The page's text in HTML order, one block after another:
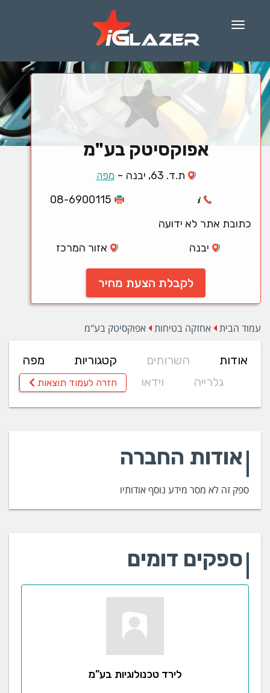
Menu
אפוקסיטק בע"מ
ת.ד. 63, יבנה -מפה
08-6900115
כתובת אתר לא ידועה
יבנה
אזור המרכז
לקבלת הצעת מחיר
עמוד הבית אחזקה בטיחות אפוקסיטק בע"מ
אודות השרותים קטגוריות
מפה
גלרייה
וידאו חזרה לעמוד תוצאות
אודות החברה
ספק זה לא מסר מידע נוסף אודותיו
ספקים דומים
לירד טכנולוגיות בע"מ